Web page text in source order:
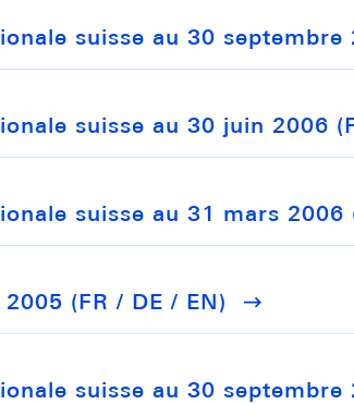
suisse au 30 septembre
suisse au 30 juin 2006
suisse au 31 mars 2006
(FR / DE / EN)
suisse au 30 septembre